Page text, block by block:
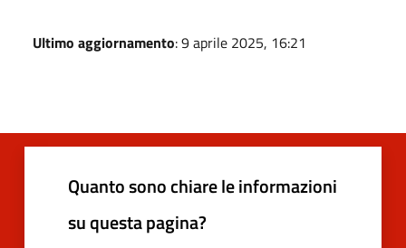
Ultimo aggiornamento: 9 aprile 2025, 16:21
Quanto sono chiare le informazioni
su questa pagina?